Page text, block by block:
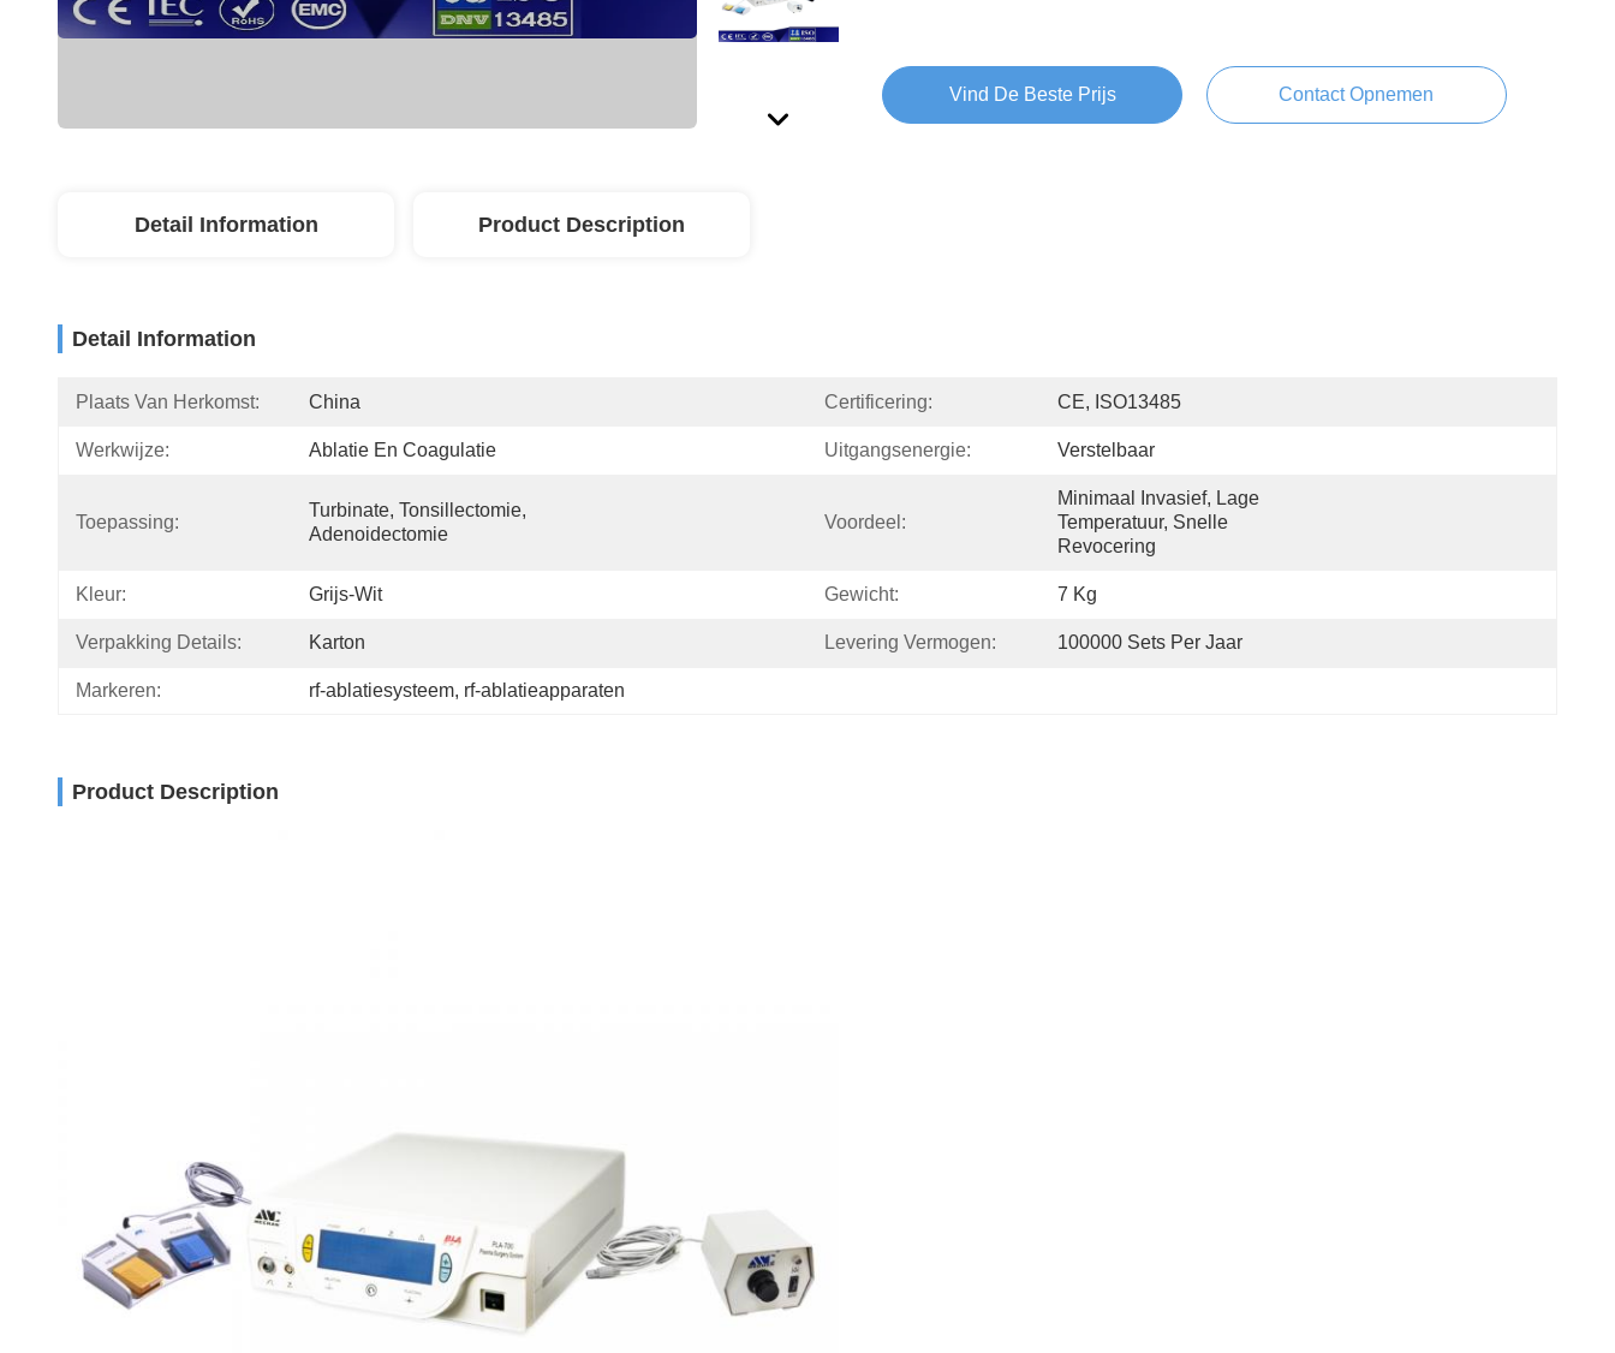
Vind De Beste Prijs Contact Opnemen
Detail Information Product Description
Detail Information
Plaats Van Herkomst: China Certificering: CE, ISO13485
Werkwijze: Ablatie En Coagulatie Uitgangsenergie: Verstelbaar
Toepassing:
Turbinate, Tonsillectomie,
Adenoidectomie
Voordeel:
Minimaal Invasief, Lage
Temperatuur, Snelle
Revocering
Kleur: Grijs-Wit Gewicht: 7 Kg
Verpakking Details: Karton Levering Vermogen: 100000 Sets Per Jaar
Markeren: rf-ablatiesysteem, rf-ablatieapparaten
Product Description